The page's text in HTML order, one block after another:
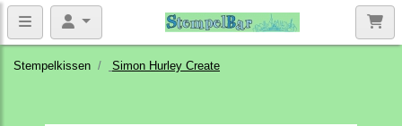
Stempelkissen Simon Hurley Create